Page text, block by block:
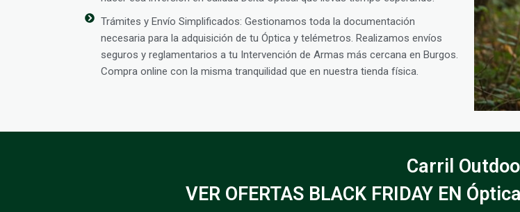
Trámites y Envío Simplificados: Gestionamos toda la documentación
necesaria para la adquisición de tu Óptica y telémetros. Realizamos envíos
seguros y reglamentarios a tu Intervención de Armas más cercana en Burgos.
Compra online con la misma tranquilidad que en nuestra tienda física.
Carril
VER OFERTAS BLACK FRIDAY EN